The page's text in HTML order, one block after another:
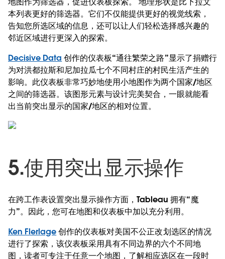
本列表更好的筛选器。它们不仅能提供更好的视觉线索，
告知您所选区域的信息，还可以让人们轻松选择感兴趣的
邻近区域进行更深入的探索。
Decisive Data 创作的仪表板“通往繁荣之路”显示了捐赠行
为对洪都拉斯和尼加拉瓜七个不同村庄的村民生活产生的
影响。此仪表板非常巧妙地使用小地图作为两个国家/地区
之间的筛选器。该图形元素与设计完美契合，一眼就能看
出当前突出显示的国家/地区的相对位置。
5.使用突出显示操作
在跨工作表设置突出显示操作方面，Tableau 拥有“魔
力”。因此，您可在地图和仪表板中加以充分利用。
Ken Flerlage创作的仪表板对美国不公正改划选区的情况
进行了探索，该仪表板采用具有不同边界的六个不同地
图，读者可专注于任意一个地图，了解相应选区在一段时